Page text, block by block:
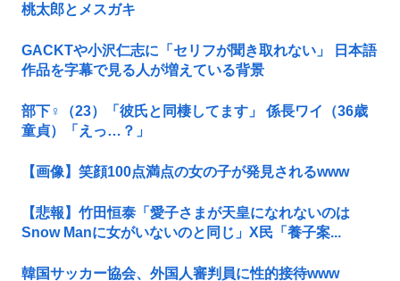
桃太郎とメスガキ
GACKTや小沢仁志に「セリフが聞き取れない」 日本語
作品を字幕で見る人が増えている背景
部下♀（23）「彼氏と同棲してます」 係長ワイ（36歳
童貞）「えっ…？」
【画像】笑顔100点満点の女の子が発見されるwww
【悲報】竹田恒泰「愛子さまが天皇になれないのは
Snow Manに女がいないのと同じ」X民「養子案...
韓国サッカー協会、外国人審判員に性的接待www